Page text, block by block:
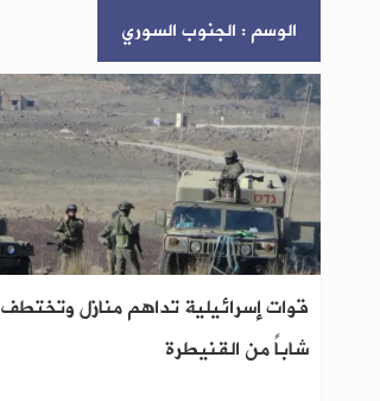
الوسم : الجنوب السوري
قوات إسرائيلية تداهم منازل وتختطف
شاباً من القنيطرة